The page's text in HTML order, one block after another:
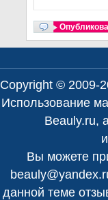
Copyright © 2009-
Использование
Beauly.ru,
Вы можете
данной теме